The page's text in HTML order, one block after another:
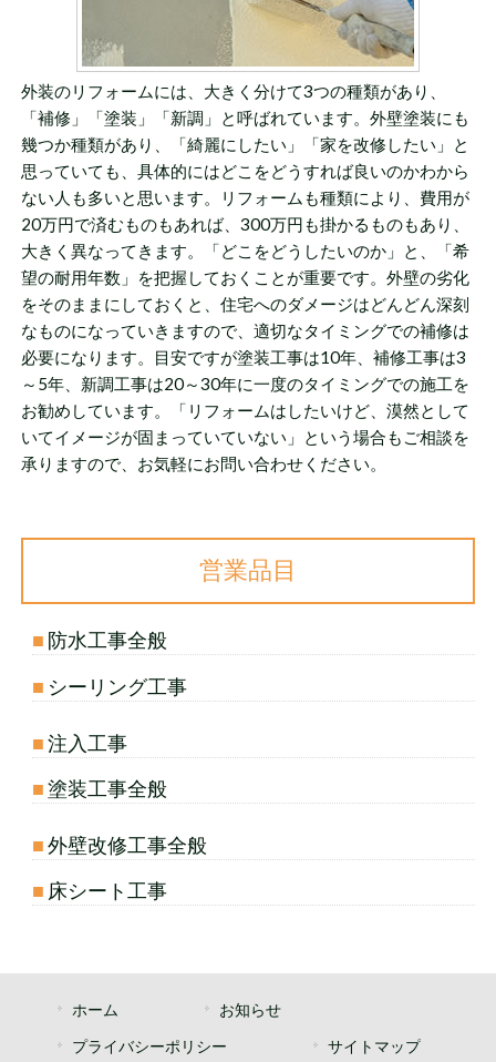
外装のリフォームには、大きく分けて3つの種類があり、
「補修」「塗装」「新調」と呼ばれています。外壁塗装にも
幾つか種類があり、「綺麗にしたい」「家を改修したい」と
思っていても、具体的にはどこをどうすれば良いのかわから
ない人も多いと思います。リフォームも種類により、費用が
20万円で済むものもあれば、300万円も掛かるものもあり、
大きく異なってきます。「どこをどうしたいのか」と、「希
望の耐用年数」を把握しておくことが重要です。外壁の劣化
をそのままにしておくと、住宅へのダメージはどんどん深刻
なものになっていきますので、適切なタイミングでの補修は
必要になります。目安ですが塗装工事は10年、補修工事は3
～5年、新調工事は20～30年に一度のタイミングでの施工を
お勧めしています。「リフォームはしたいけど、漠然として
いてイメージが固まっていていない」という場合もご相談を
承りますので、お気軽にお問い合わせください。
営業品目
■ 防水工事全般
■ シーリング工事
■注入工事
■塗装工事全般
■外壁改修工事全般
■ 床シート工事
ホーム
お知らせ
プライバシーポリシー
サイトマップ